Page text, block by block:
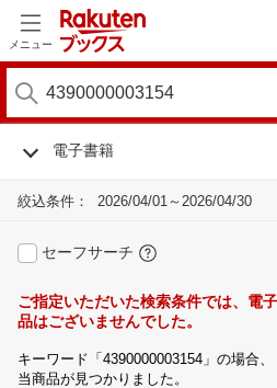
メニュー
電子書籍
絞込条件： 2026/04/01～2026/04/30
セーフサーチ
ご指定いただいた検索条件では、電
品はございませんでした。
キーワード「4390000003154」の場合
当商品が見つかりました。